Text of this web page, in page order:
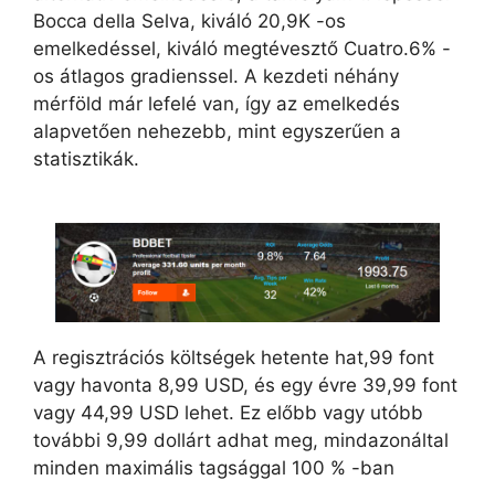
Bocca della Selva, kiváló 20,9K -os
emelkedéssel, kiváló megtévesztő Cuatro.6% -
os átlagos gradienssel. A kezdeti néhány
mérföld már lefelé van, így az emelkedés
alapvetően nehezebb, mint egyszerűen a
statisztikák.
A regisztrációs költségek hetente hat,99 font
vagy havonta 8,99 USD, és egy évre 39,99 font
vagy 44,99 USD lehet. Ez előbb vagy utóbb
további 9,99 dollárt adhat meg, mindazonáltal
minden maximális tagsággal 100 % -ban